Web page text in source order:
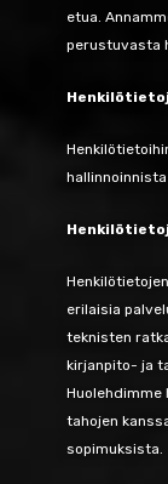
etua.
perustuvasta
erilaisia
teknisten
kirjanpito- ja
tahojen
sopimuksista.